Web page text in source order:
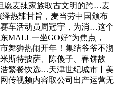
愿麦辣家族取古文明的跨…麦
热辣甘旨，麦当劳中国颁布
车活动员周冠宇，为消…这个
MALL一坐GO好”为焦点，
舞狮热闹开年！集结爷爷不沏
斯特披萨、陈傻子、春饼故
繁餐饮选…天津世纪城市丨美
传视频内容取公司出产运营无